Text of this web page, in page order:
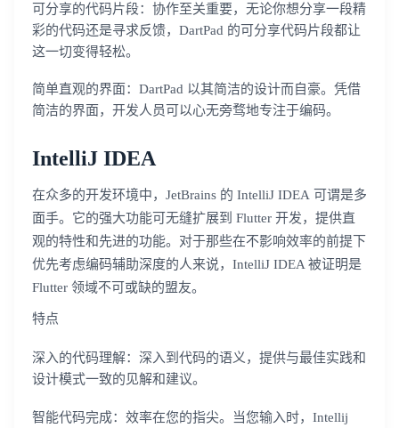
可分享的代码片段：协作至关重要，无论你想分享一段精
彩的代码还是寻求反馈，DartPad 的可分享代码片段都让
这一切变得轻松。
简单直观的界面：DartPad 以其简洁的设计而自豪。凭借
简洁的界面，开发人员可以心无旁骛地专注于编码。
IntelliJ IDEA
在众多的开发环境中，JetBrains 的 IntelliJ IDEA 可谓是多
面手。它的强大功能可无缝扩展到 Flutter 开发，提供直
观的特性和先进的功能。对于那些在不影响效率的前提下
优先考虑编码辅助深度的人来说，IntelliJ IDEA 被证明是
Flutter 领域不可或缺的盟友。
特点
深入的代码理解：深入到代码的语义，提供与最佳实践和
设计模式一致的见解和建议。
智能代码完成：效率在您的指尖。当您输入时，Intellij